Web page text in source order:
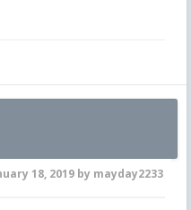
18, 2019 by mayday2233